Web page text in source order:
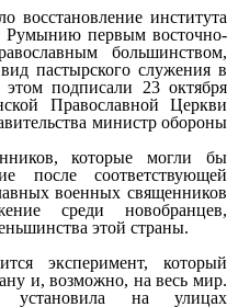
восстановление института
Румынию первым восточно-
большинством,
пастырского служения в
подписали 23 октября
Православной Церкви
министр обороны
которые могли бы
после соответствующей
военных священников
среди новобранцев,
этой страны.
эксперимент, который
и, возможно, на весь мир.
на улицах